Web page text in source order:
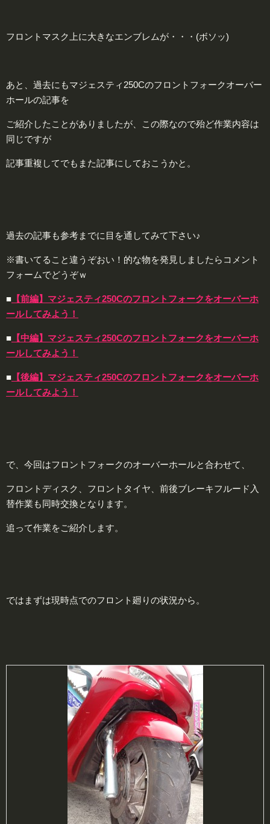
フロントマスク上に大きなエンブレムが・・・ (ボソッ)
あと、過去にもマジェスティ250Cのフロントフォークオーバー
ホールの記事を
ご紹介したことがありましたが、この際なので殆ど作業内容は
同じですが
記事重複してでもまた記事にしておこうかと。
過去の記事も参考までに目を通してみて下さい♪
※書いてること違うぞおい！的な物を発見しましたらコメント
フォームでどうぞｗ
■ 【前編】マジェスティ250Cのフロントフォークをオーバーホ
ールしてみよう！
■ 【中編】マジェスティ250Cのフロントフォークをオーバーホ
ールしてみよう！
■ 【後編】マジェスティ250Cのフロントフォークをオーバーホ
ールしてみよう！
で、今回はフロントフォークのオーバーホールと合わせて、
フロントディスク、フロントタイヤ、前後ブレーキフルード入
替作業も同時交換となります。
追って作業をご紹介します。
ではまずは現時点でのフロント廻りの状況から。